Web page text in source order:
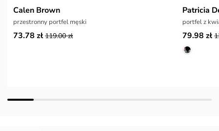
Calen Brown
przestronny portfel męski
73.78 zł 119.00 zł
Patricia
portfel z
79.98 zł